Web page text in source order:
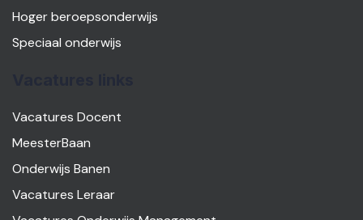
Hoger beroepsonderwijs
Speciaal onderwijs
Vacatures Docent
MeesterBaan
Onderwijs Banen
Vacatures Leraar